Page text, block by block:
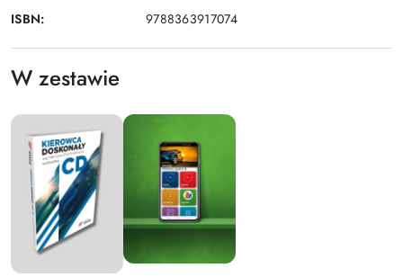
ISBN: 9788363917074
W zestawie